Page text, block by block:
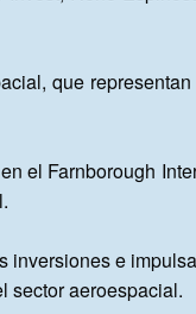
que
el Farnborough
inversiones e
sector aeroespacial.